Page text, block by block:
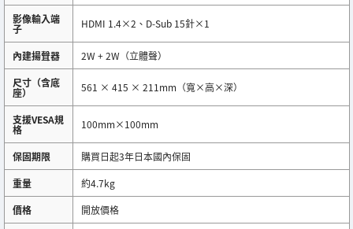
影像輸入端
子 HDMI 1.4×2、D-Sub 15針×1​
內建揚聲器
2W + 2W（立體聲）
尺寸（含底
座） 561 × 415 × 211mm（寬×高×深）
支援VESA規
格 100mm×100mm
保固期限
購買日起3年日本國內保固
重量
約4.7kg
價格
開放價格